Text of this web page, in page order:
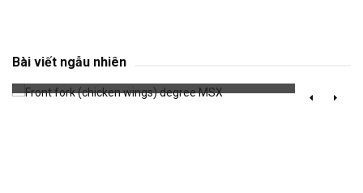
Bài viết ngẫu nhiên
Front fork (chicken wings) degree MSX